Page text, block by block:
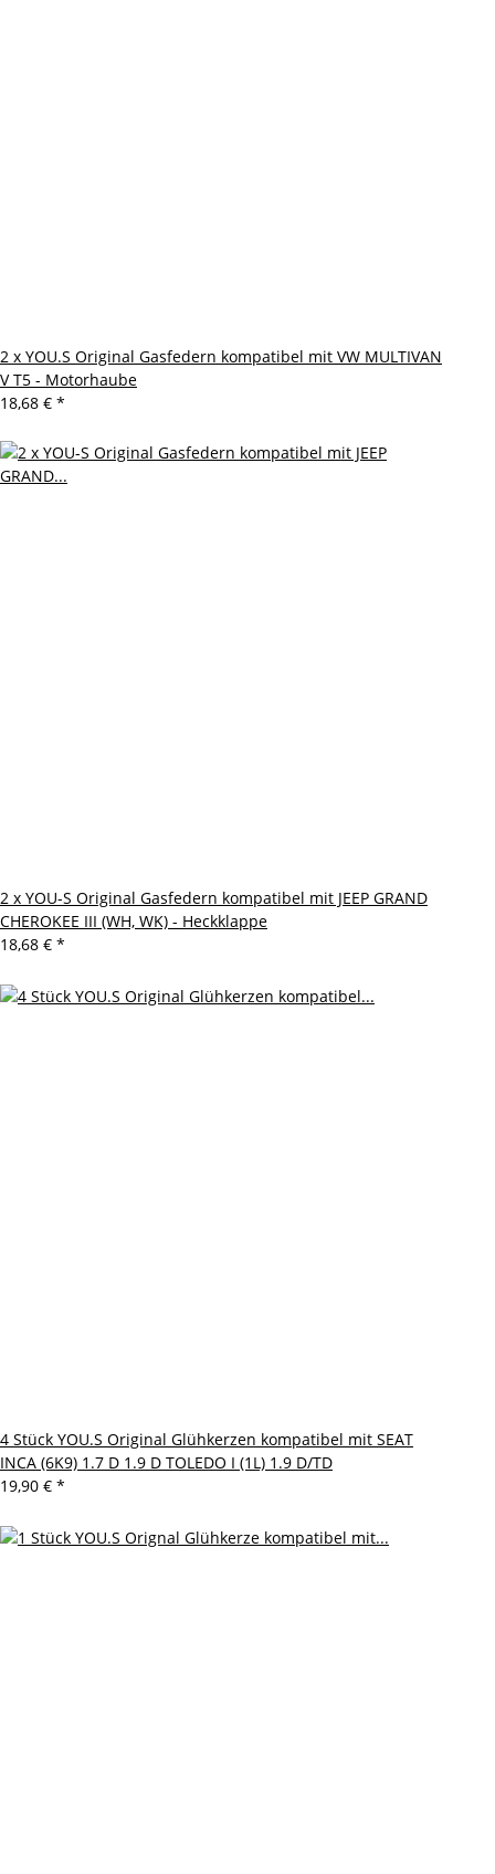
2 x YOU.S Original Gasfedern kompatibel mit VW MULTIVAN
V T5 - Motorhaube
18,68 € *
2 x YOU-S Original Gasfedern kompatibel mit JEEP GRAND
CHEROKEE III (WH, WK) - Heckklappe
18,68 € *
4 Stück YOU.S Original Glühkerzen kompatibel mit SEAT
INCA (6K9) 1.7 D 1.9 D TOLEDO I (1L) 1.9 D/TD
19,90 € *